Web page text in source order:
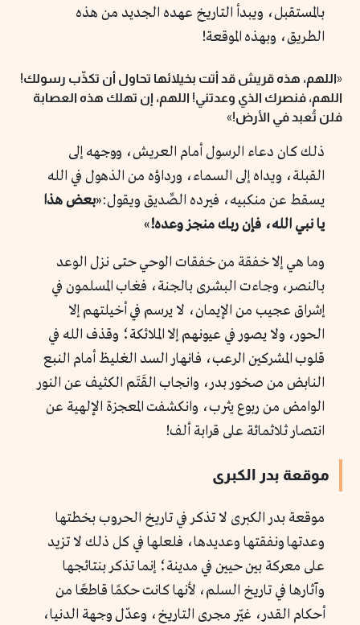
بالمستقبل، ويبدأ التاريخ عهده الجديد من هذه
الطريق، وبهذه الموقعة!
«اللهم، هذه قريش قد أتت بخيلائها تحاول أن تكذّب رسولك!
اللهم، فنصرك الذي وعدتني! اللهم، إن تهلك هذه العصابة
فلن تُعبد في الأرض!»
ذلك كان دعاء الرسول أمام العريش، ووجهه إلى
القبلة، ويداه إلى السماء، ورداؤه من الذهول في الله
يسقط عن منكبيه، فيرده الصِّديق ويقول:«بعض هذا
يا نبي الله، فإن ربك منجز وعده!»
وما هي إلا خفقة من خفقات الوحي حتى نزل الوعد
بالنصر، وجاءت البشرى بالجنة، فغاب المسلمون في
إشراق عجيب من الإيمان، لا يرسم في أخيلتهم إلا
الحور، ولا يصور في عيونهم إلا الملائكة؛ وقذف الله في
قلوب المشركين الرعب، فانهار السد الغليظ أمام النبع
النابض من صخور بدر، وانجاب القَتَم الكثيف عن النور
الوامض من ربوع يثرب، وانكشفت المعجزة الإلهية عن
انتصار ثلاثمائة على قرابة ألف!
موقعة بدر الكبرى
موقعة بدر الكبرى لا تذكر في تاريخ الحروب بخطتها
وعدتها ونفقتها وعديدها، فلعلها في كل ذلك لا تزيد
على معركة بين حيين في مدينة؛ إنما تذكر بنتائجها
وآثارها في تاريخ السلم، لأنها كانت حكمًا قاطعًا من
أحكام القدر، غيّر مجرى التاريخ، وعدّل وجهة الدنيا،